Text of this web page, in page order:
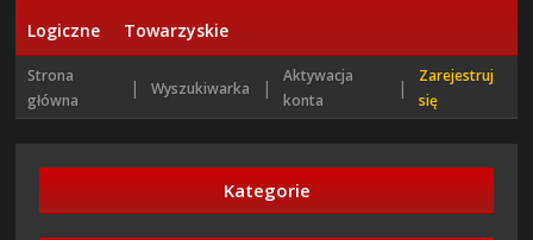
Logiczne Towarzyskie
Strona
główna
| Wyszukiwarka |
Aktywacja
konta
|
Zarejestruj
się
Kategorie